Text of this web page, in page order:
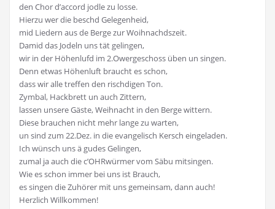
den Chor d’accord jodle zu losse.
Hierzu wer die beschd Gelegenheid,
mid Liedern aus de Berge zur Woihnachdszeit.
Damid das Jodeln uns tät gelingen,
wir in der Höhenlufd im 2.Owergeschoss üben un singen.
Denn etwas Höhenluft braucht es schon,
dass wir alle treffen den rischdigen Ton.
Zymbal, Hackbrett un auch Zittern,
lassen unsere Gäste, Weihnacht in den Berge wittern.
Diese brauchen nicht mehr lange zu warten,
un sind zum 22.Dez. in die evangelisch Kersch eingeladen.
Ich wünsch uns ä gudes Gelingen,
zumal ja auch die c’OHRwürmer vom Säbu mitsingen.
Wie es schon immer bei uns ist Brauch,
es singen die Zuhörer mit uns gemeinsam, dann auch!
Herzlich Willkommen!